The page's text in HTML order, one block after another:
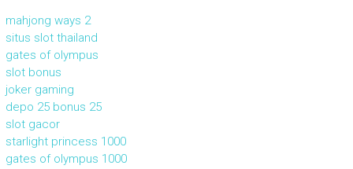
mahjong ways 2
situs slot thailand
gates of olympus
slot bonus
joker gaming
depo 25 bonus 25
slot gacor
starlight princess 1000
gates of olympus 1000